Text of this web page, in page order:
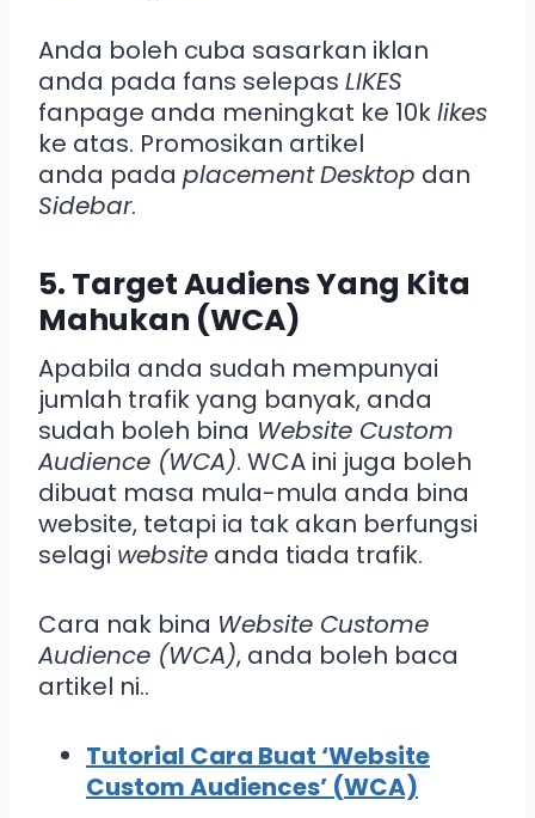
Anda boleh cuba sasarkan iklan
anda pada fans selepas LIKES
fanpage anda meningkat ke 10klikes
ke atas. Promosikan artikel
anda pada placementDesktop dan
Sidebar.
5. Target Audiens Yang Kita
Mahukan (WCA)
Apabila anda sudah mempunyai
jumlah trafik yang banyak, anda
sudah boleh bina Website Custom
Audience (WCA). WCA ini juga boleh
dibuat masa mula-mula anda bina
website, tetapi ia tak akan berfungsi
selagi website anda tiada trafik.
Cara nak bina Website Custome
Audience (WCA), anda boleh baca
artikel ni..
Tutorial Cara Buat ‘Website
Custom Audiences’ (WCA)